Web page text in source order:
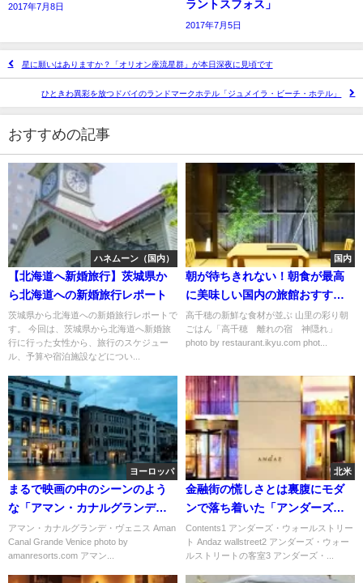
2017年7月8日
ラントスフォス」
2017年7月5日
星に願いはありますか？「オリオン座流星群」が本日深夜に見頃です
ひときわ異彩を放つドバイのランドマークホテル「ジュメイラ・ビーチ・ホテル」
おすすめの記事
ハネムーン（国内）
【北海道へ新婚旅行】茨城県か
ら北海道への新婚旅行レポート
茨城県から北海道への新婚旅行レポートで
す。 今回は、茨城県から北海道へ新婚旅
行に行った女性から、旅行のスケジュー
ル、予算や宿泊施設などについ...
国内
朝が待ちきれない！朝食が最高
に美味しい国内の旅館おすすめ
６選
高千穂の新鮮な食材が並ぶ 山里の彩り朝
ごはん「高千穂 離れの宿 神隠れ」
photo by restaurant.ikyu.com phot...
ヨーロッパ
まるで映画の中のシーンのよう
な「アマン・カナルグランデ・
ヴェニス」
アマン・カナルグランデ・ヴェニス Aman
Canal Grande Venice photo by
amanresorts.com アマン...
北米
金融街の慌しさとは裏腹にモダ
ンで落ち着いた「アンダーズ・
ウォールストリート」
Contents1 アンダーズ・ウォールストリー
ト Andaz wallstreet2 アンダーズ・ウォー
ルストリートの客室3 アンダーズ・...